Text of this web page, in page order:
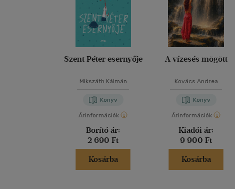
Szent Péter esernyője
Mikszáth Kálmán
Könyv
Árinformációk
Borító ár:
2 690 Ft
Kosárba
A vízesés mögött
Kovács Andrea
Könyv
Árinformációk
Kiadói ár:
9 900 Ft
Kosárba